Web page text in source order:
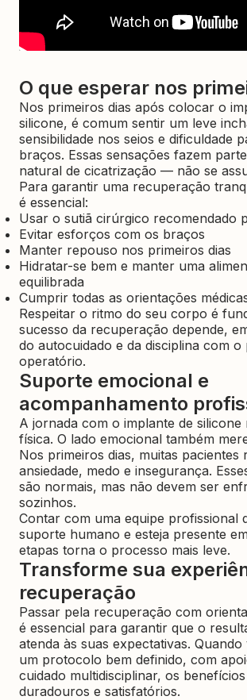
O que esperar nos
Nos primeiros dias após colocar o
silicone, é comum sentir um leve
sensibilidade nos seios e dificuldade
braços. Essas sensações fazem
natural de cicatrização — não se
Para garantir uma recuperação
é essencial:
Usar o sutiã cirúrgico recomendado
Evitar esforços com os braços
Manter repouso nos primeiros dias
Hidratar-se bem e manter uma
equilibrada
Cumprir todas as orientações
Respeitar o ritmo do seu corpo é
sucesso da recuperação depende,
do autocuidado e da disciplina com o
operatório.
Suporte emocional e
acompanhamento
A jornada com o implante de silicone
física. O lado emocional também
Nos primeiros dias, muitas pacientes
ansiedade, medo e insegurança.
são normais, mas não devem ser
sozinhos.
Contar com uma equipe profissional
suporte humano e esteja presente
etapas torna o processo mais leve.
Transforme sua
recuperação
Passar pela recuperação com
é essencial para garantir que o
atenda às suas expectativas. Quando
um protocolo bem definido, com
cuidado multidisciplinar, os
duradouros e satisfatórios.